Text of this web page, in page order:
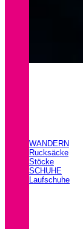
WANDERN
Rucksäcke
Stöcke
SCHUHE
Laufschuhe